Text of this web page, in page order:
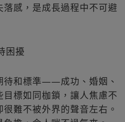
感，是成長過程中不可避
困擾
待和標準——成功、婚姻、
標如同枷鎖，讓人焦慮不
難不被外界的聲音左右。